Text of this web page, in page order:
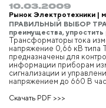
10.03.2009
Рынок Электротехники |
ПРАВИЛЬНЫЙ ВЫБОР
преимущества, упростить
Трансформаторы тока
напряжение 0,66 кВ типа
предназначены для
информации приборам
сигнализации и
напряжением до 660 В
Скачать PDF >>>